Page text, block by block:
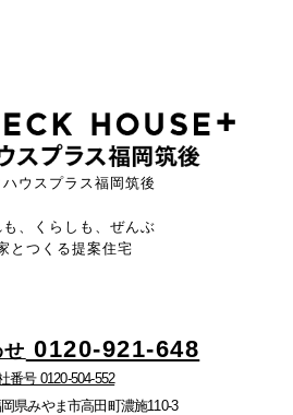
ウスプラス福岡筑後
も、くらしも、ぜんぶ
とつくる提案住宅
0120-921-648
番号 0120-504-552
県みやま市高田町濃施110-3